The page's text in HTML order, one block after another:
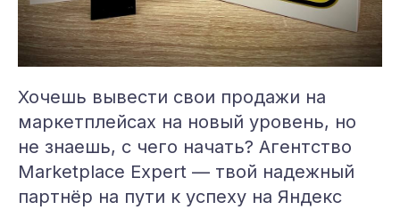
Хочешь вывести свои продажи на
маркетплейсах на новый уровень, но
не знаешь, с чего начать? Агентство
Marketplace Expert — твой надежный
партнёр на пути к успеху на Яндекс